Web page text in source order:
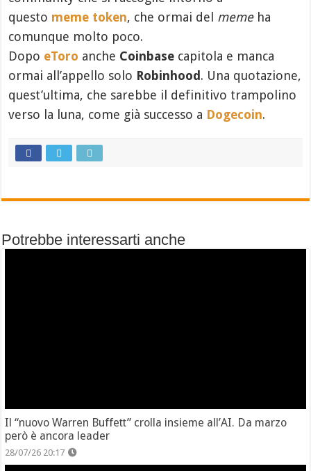
questo meme token, che ormai del memeha
comunque molto poco.
Dopo eToro anche Coinbase capitola e manca
ormai all’appello solo Robinhood. Una quotazione,
quest’ultima, che sarebbe il definitivo trampolino
verso la luna, come già successo a Dogecoin.
Potrebbe interessarti anche
Il “nuovo Warren Buffett” crolla insieme all’AI. Da marzo
però è ancora leader
28/07/26 20:17